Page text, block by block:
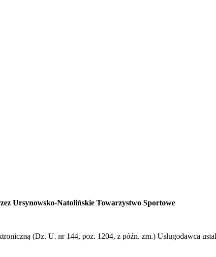
Ursynowsko-Natolińskie Towarzystwo Sportowe
(Dz. U. nr 144, poz. 1204, z późn. zm.) Usługodawca